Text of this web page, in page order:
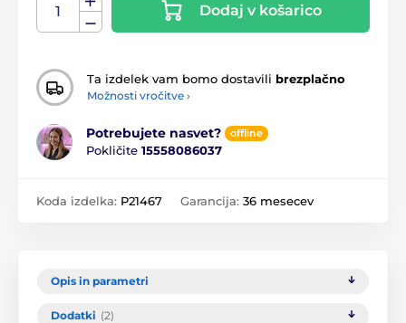
Dodaj v košarico
Ta izdelek vam bomo dostavili brezplačno
Možnosti vročitve ›
Potrebujete nasvet? offline
Pokličite 15558086037
Koda izdelka: P21467 Garancija: 36 mesecev
Opis in parametri
Dodatki (2)